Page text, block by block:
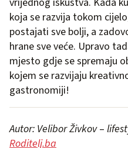
koja se razvija tokom
postajati sve bolji, a
hrane sve veće. Upravo
mjesto gdje se spremaju
kojem se razvijaju
gastronomiji!
Autor: Velibor Živkov–
Roditelj.ba